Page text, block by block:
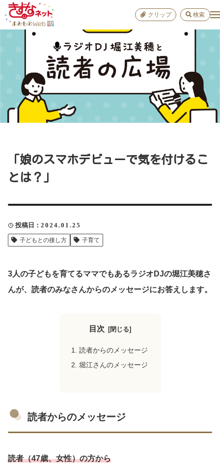
「娘のスマホデビューで気を付けるこ
とは？」
投稿日 2024.01.25
子どもとの接し方 子育て
3人の子どもを育てるママでもあるラジオDJの堀江美穂さ
んが、読者のみなさんからのメッセージにお答えします。
目次
読者からのメッセージ
堀江さんのメッセージ
読者からのメッセージ
読者（47歳、女性）の方から
クリップ 検索
おすすめ
進路
クリップ記事一覧
感想・声を送る
中部電力